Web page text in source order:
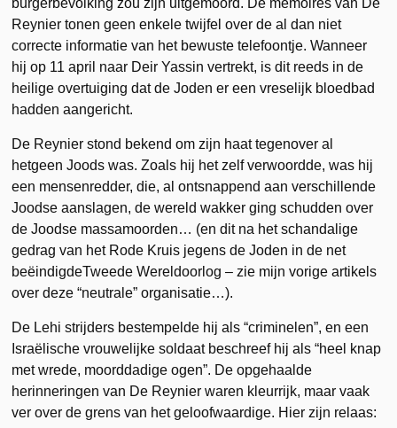
Reynier tonen geen enkele twijfel over de al dan niet
correcte informatie van het bewuste telefoontje. Wanneer
hij op 11 april naar Deir Yassin vertrekt, is dit reeds in de
heilige overtuiging dat de Joden er een vreselijk bloedbad
hadden aangericht.
De Reynier stond bekend om zijn haat tegenover al
hetgeen Joods was. Zoals hij het zelf verwoordde, was hij
een mensenredder, die, al ontsnappend aan verschillende
Joodse aanslagen, de wereld wakker ging schudden over
de Joodse massamoorden… (en dit na het schandalige
gedrag van het Rode Kruis jegens de Joden in de net
beëindigdeTweede Wereldoorlog – zie mijn vorige artikels
over deze “neutrale” organisatie…).
De Lehi strijders bestempelde hij als “criminelen”, en een
Israëlische vrouwelijke soldaat beschreef hij als “heel knap
met wrede, moorddadige ogen”. De opgehaalde
herinneringen van De Reynier waren kleurrijk, maar vaak
ver over de grens van het geloofwaardige. Hier zijn relaas: